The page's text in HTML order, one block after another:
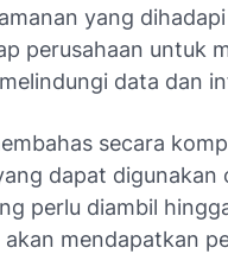
yang
perusahaan untuk
data dan
secara
dapat digunakan
perlu diambil
mendapatkan